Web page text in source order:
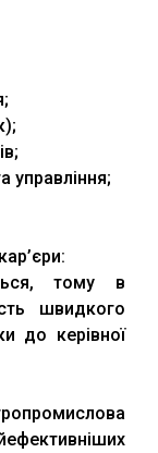
управління;
тому в
швидкого
до керівної